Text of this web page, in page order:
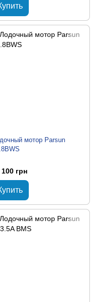
мотор Parsun
100 грн